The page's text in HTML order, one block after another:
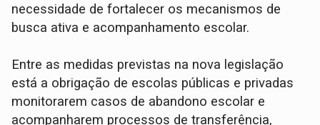
necessidade de fortalecer os mecanismos de
busca ativa e acompanhamento escolar.
Entre as medidas previstas na nova legislação
está a obrigação de escolas públicas e privadas
monitorarem casos de abandono escolar e
acompanharem processos de transferência,